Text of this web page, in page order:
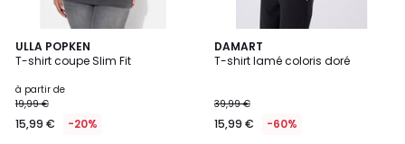
ULLA POPKEN
T-shirt coupe Slim Fit
à partir de
19,99 €
15,99 € -20%
4,5
/ 5
19
Couleurs
DAMART
T-shirt lamé coloris doré
39,99 €
15,99 € -60%